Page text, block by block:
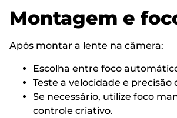
Montagem e
Após montar a lente na câmera:
Escolha entre foco
Teste a velocidade e precisão
Se necessário, utilize foco
controle criativo.